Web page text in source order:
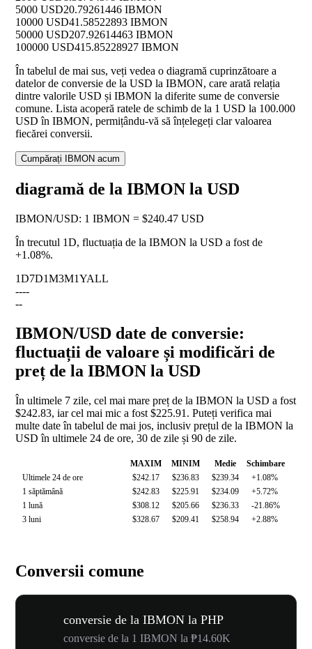
5000 USD20.79261446 IBMON
10000 USD41.58522893 IBMON
50000 USD207.92614463 IBMON
100000 USD415.85228927 IBMON
În tabelul de mai sus, veți vedea o diagramă cuprinzătoare a
datelor de conversie de la USD la IBMON, care arată relația
dintre valorile USD și IBMON la diferite sume de conversie
comune. Lista acoperă ratele de schimb de la 1 USD la 100.000
USD în IBMON, permițându-vă să înțelegeți clar valoarea
fiecărei conversii.
Cumpărați IBMON acum
diagramă de la IBMON la USD
IBMON/USD: 1 IBMON = $240.47 USD
În trecutul 1D, fluctuația de la IBMON la USD a fost de
+1.08%.
1D7D1M3M1YALL
----
--
IBMON/USD date de conversie:
fluctuații de valoare și modificări de
preț de la IBMON la USD
În ultimele 7 zile, cel mai mare preț de la IBMON la USD a fost
$242.83, iar cel mai mic a fost $225.91. Puteți verifica mai
multe date în tabelul de mai jos, inclusiv prețul de la IBMON la
USD în ultimele 24 de ore, 30 de zile și 90 de zile.
MAXIM MINIM Medie
Schimbare
Ultimele 24 de ore
$242.17 $236.83 $239.34
+1.08%
1 săptămână
$242.83 $225.91 $234.09
+5.72%
1 lună
$308.12 $205.66 $236.33
-21.86%
3 luni
$328.67 $209.41 $258.94 +2.88%
Conversii comune
conversie de la IBMON la PHP
conversie de la 1 IBMON la ₱14.60K